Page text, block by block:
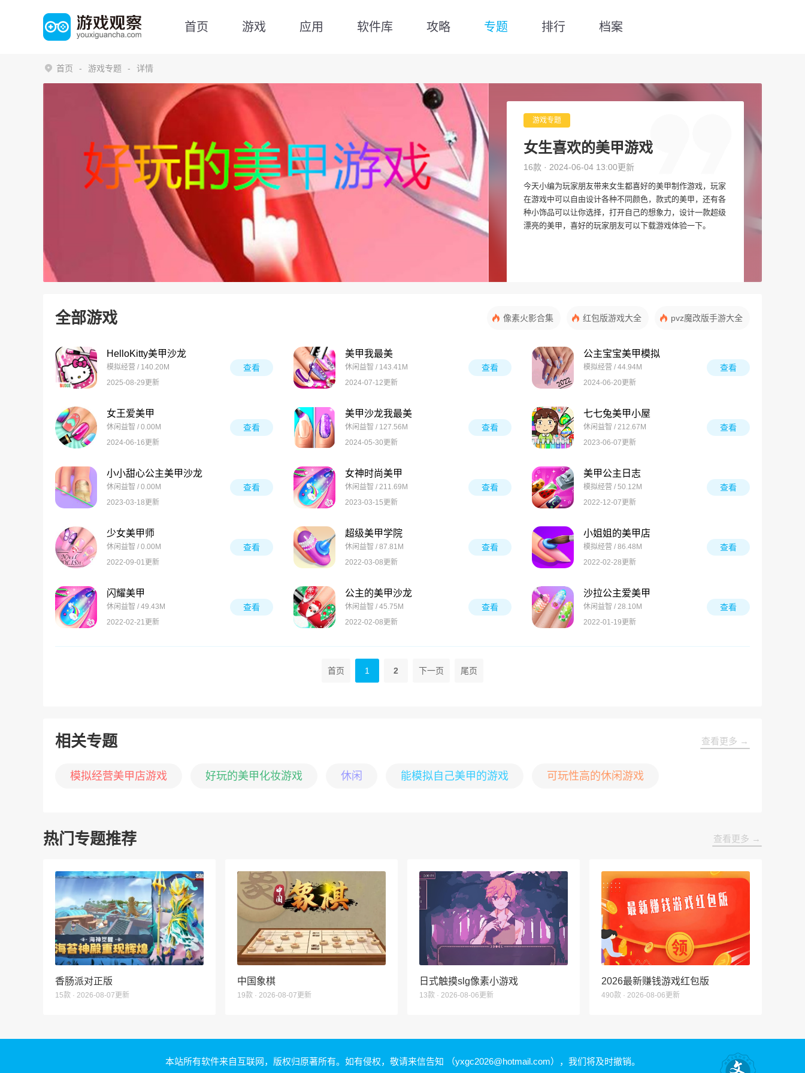
首页 游戏 应用 软件库 攻略 专题 排行 档案
首页 游戏专题 详情
游戏专题
女生喜欢的美甲游戏
16款 · 2024-06-04 13:00更新
今天小编为玩家朋友带来女生都喜好的美甲制作游戏，玩家
在游戏中可以自由设计各种不同颜色，款式的美甲，还有各
种小饰品可以让你选择，打开自己的想象力，设计一款超级
漂亮的美甲，喜好的玩家朋友可以下载游戏体验一下。
全部游戏 像素火影合集 红包版游戏大全 pvz魔改版手游大全
HelloKitty美甲沙龙
模拟经营 / 140.20M
2025-08-29更新
查看
美甲我最美
休闲益智 / 143.41M
2024-07-12更新
查看
公主宝宝美甲模拟
模拟经营 / 44.94M
2024-06-20更新
查看
女王爱美甲
休闲益智 / 0.00M
2024-06-16更新
查看
美甲沙龙我最美
休闲益智 / 127.56M
2024-05-30更新
查看
七七兔美甲小屋
休闲益智 / 212.67M
2023-06-07更新
查看
小小甜心公主美甲沙龙
休闲益智 / 0.00M
2023-03-18更新
查看
女神时尚美甲
休闲益智 / 211.69M
2023-03-15更新
查看
美甲公主日志
模拟经营 / 50.12M
2022-12-07更新
查看
少女美甲师
休闲益智 / 0.00M
2022-09-01更新
查看
超级美甲学院
休闲益智 / 87.81M
2022-03-08更新
查看
小姐姐的美甲店
模拟经营 / 86.48M
2022-02-28更新
查看
闪耀美甲
休闲益智 / 49.43M
2022-02-21更新
查看
公主的美甲沙龙
休闲益智 / 45.75M
2022-02-08更新
查看
沙拉公主爱美甲
休闲益智 / 28.10M
2022-01-19更新
查看
首页 1 2 下一页 尾页
相关专题 查看更多 →
模拟经营美甲店游戏 好玩的美甲化妆游戏 休闲 能模拟自己美甲的游戏 可玩性高的休闲游戏
热门专题推荐 查看更多 →
香肠派对正版
15款 · 2026-08-07更新
中国象棋
19款 · 2026-08-07更新
日式触摸slg像素小游戏
13款 · 2026-08-06更新
2026最新赚钱游戏红包版
490款 · 2026-08-06更新
本站所有软件来自互联网，版权归原著所有。如有侵权，敬请来信告知 （yxgc2026@hotmail.com） ，我们将及时撤销。